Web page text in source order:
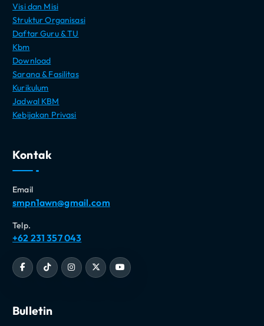
Visi dan Misi
Struktur Organisasi
Daftar Guru & TU
Kbm
Download
Sarana & Fasilitas
Kurikulum
Jadwal KBM
Kebijakan Privasi
Kontak
Email
smpn1awn@gmail.com
Telp.
+62 231 357 043
Bulletin